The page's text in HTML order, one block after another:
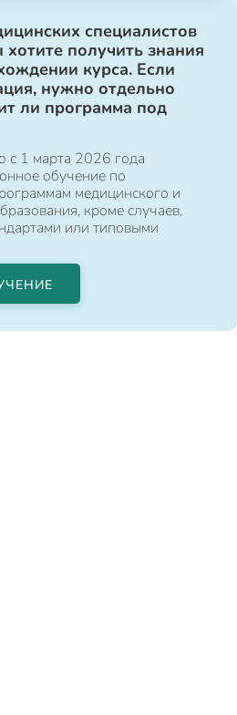
специалистов
получить знания
курса. Если
нужно отдельно
ли программа под
с 1 марта 2026 года
обучение по
медицинского и
кроме случаев,
или типовыми